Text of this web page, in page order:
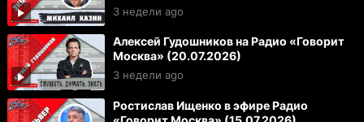
3 недели ago
Алексей Гудошников на Радио «Говорит
Москва» (20.07.2026)
3 недели ago
Ростислав Ищенко в эфире Радио